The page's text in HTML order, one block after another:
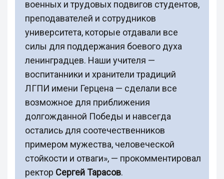
военных и трудовых подвигов студентов,
преподавателей и сотрудников
университета, которые отдавали все
силы для поддержания боевого духа
ленинградцев. Наши учителя —
воспитанники и хранители традиций
ЛГПИ имени Герцена — сделали все
возможное для приближения
долгожданной Победы и навсегда
остались для соотечественников
примером мужества, человеческой
стойкости и отваги», — прокомментировал
ректор Сергей Тарасов.